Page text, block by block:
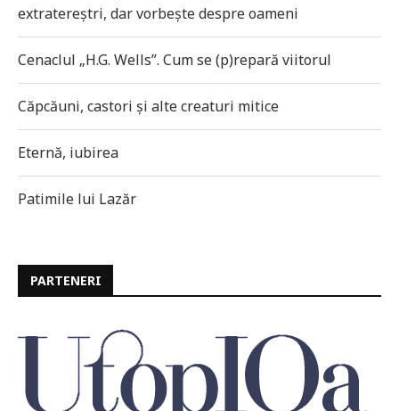
extratereștri, dar vorbește despre oameni
Cenaclul „H.G. Wells”. Cum se (p)repară viitorul
Căpcăuni, castori și alte creaturi mitice
Eternă, iubirea
Patimile lui Lazăr
PARTENERI